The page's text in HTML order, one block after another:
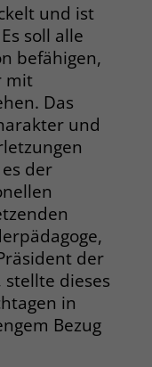
und ist
soll alle
befähigen,
mit
Das
und
der
der
dieses
in
Bezug
vollständig auf
Dieses
Cookie, d. h.
während ein
ist. Dieses
eines
Websites
an
dann die
um den